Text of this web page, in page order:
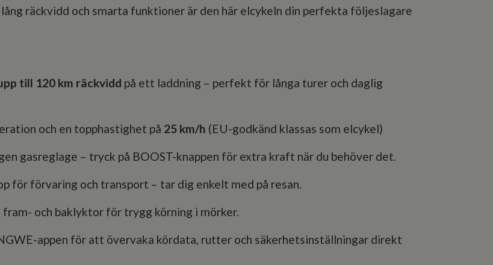
räckvidd och smarta funktioner är den här elcykeln din perfekta följeslagare
till 120 km räckvidd på ett laddning – perfekt för långa turer och daglig
och en topphastighet på 25 km/h (EU-godkänd klassas som elcykel)
gasreglage – tryck på BOOST-knappen för extra kraft när du behöver det.
för förvaring och transport – tar dig enkelt med på resan.
fram- och baklyktor för trygg körning i mörker.
appen för att övervaka kördata, rutter och säkerhetsinställningar direkt